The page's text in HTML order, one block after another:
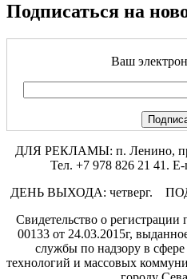
Подписаться на
Ваш
ДЛЯ РЕКЛАМЫ: п. Ленино,
Тел. +7 978 826 21 41.
ДЕНЬ ВЫХОДА: четверг.
Свидетельство о
00133 от 24.03.2015г,
службы по надзору в
технологий и массовых